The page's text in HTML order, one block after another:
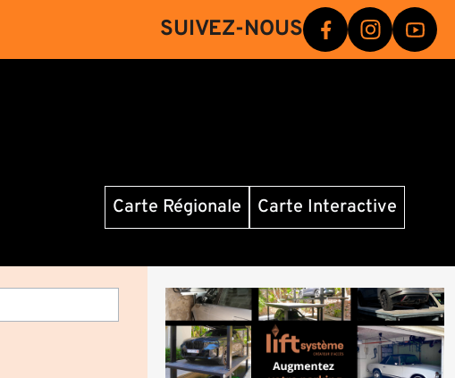
SUIVEZ-NOUS
Carte Régionale Carte Interactive